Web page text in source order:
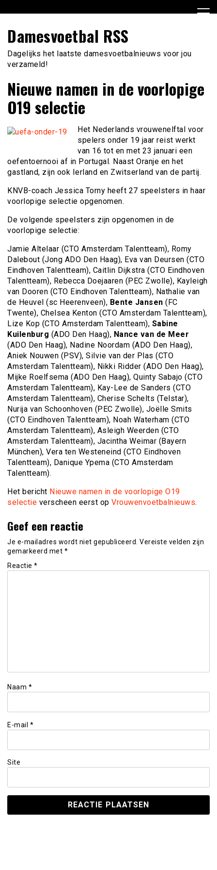
naar
inhoud
Damesvoetbal RSS
Dagelijks het laatste damesvoetbalnieuws voor jou
verzameld!
Nieuwe namen in de voorlopige
O19 selectie
Het Nederlands vrouwenelftal voor
spelers onder 19 jaar reist werkt
van 16 tot en met 23 januari een
oefentoernooi af in Portugal. Naast Oranje en het
gastland, zijn ook Ierland en Zwitserland van de partij.
KNVB-coach Jessica Torny heeft 27 speelsters in haar
voorlopige selectie opgenomen.
De volgende speelsters zijn opgenomen in de
voorlopige selectie:
Jamie Altelaar (CTO Amsterdam Talentteam), Romy
Dalebout (Jong ADO Den Haag), Eva van Deursen (CTO
Eindhoven Talentteam), Caitlin Dijkstra (CTO Eindhoven
Talentteam), Rebecca Doejaaren (PEC Zwolle), Kayleigh
van Dooren (CTO Eindhoven Talentteam), Nathalie van
de Heuvel (sc Heerenveen), Bente Jansen (FC
Twente), Chelsea Kenton (CTO Amsterdam Talentteam),
Lize Kop (CTO Amsterdam Talentteam), Sabine
Kuilenburg (ADO Den Haag), Nance van de Meer
(ADO Den Haag), Nadine Noordam (ADO Den Haag),
Aniek Nouwen (PSV), Silvie van der Plas (CTO
Amsterdam Talentteam), Nikki Ridder (ADO Den Haag),
Mijke Roelfsema (ADO Den Haag), Quinty Sabajo (CTO
Amsterdam Talentteam), Kay-Lee de Sanders (CTO
Amsterdam Talentteam), Cherise Schelts (Telstar),
Nurija van Schoonhoven (PEC Zwolle), Joëlle Smits
(CTO Eindhoven Talentteam), Noah Waterham (CTO
Amsterdam Talentteam), Asleigh Weerden (CTO
Amsterdam Talentteam), Jacintha Weimar (Bayern
München), Vera ten Westeneind (CTO Eindhoven
Talentteam), Danique Ypema (CTO Amsterdam
Talentteam).
Het bericht Nieuwe namen in de voorlopige O19
selectie verscheen eerst op Vrouwenvoetbalnieuws.
Geef een reactie
Je e-mailadres wordt niet gepubliceerd. Vereiste velden zijn
gemarkeerd met *
Reactie *
Naam *
E-mail *
Site